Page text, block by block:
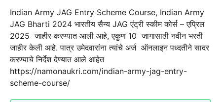
Indian Army JAG Entry Scheme Course, Indian Army
JAG Bharti 2024 भारतीय सैन्य JAG एंट्री स्कीम कोर्स – एप्रिल
2025 जाहीर करण्यात आली आहे, एकुण 10 जागासाठी नवीन भरती
जाहीर केली आहे. पात्र उमेदवारांना त्यांचे अर्ज ऑनलाइन पध्दतीने सादर
करण्याचे निर्देश देण्यात आले आहेत
https://namonaukri.com/indian-army-jag-entry-
scheme-course/